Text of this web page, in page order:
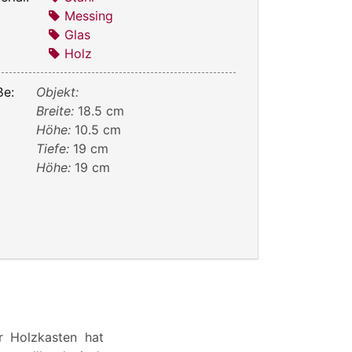
Messing
Glas
Holz
Objekt:
Breite: 18.5 cm
Höhe: 10.5 cm
Tiefe: 19 cm
Höhe: 19 cm
Holzkasten hat